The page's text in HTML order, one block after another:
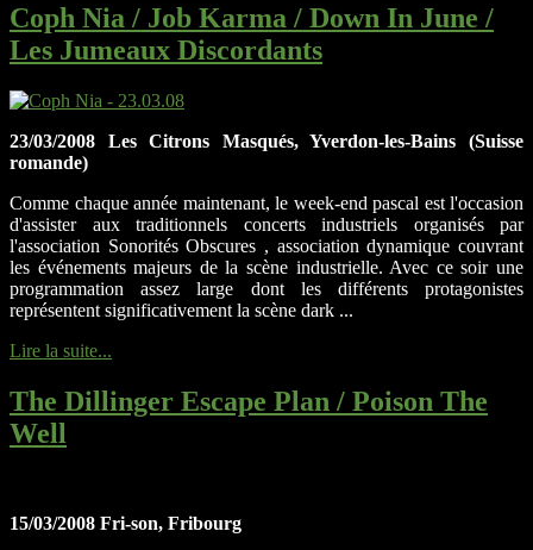
Coph Nia / Job Karma / Down In June /
Les Jumeaux Discordants
23/03/2008 Les Citrons Masqués, Yverdon-les-Bains (Suisse
romande)
Comme chaque année maintenant, le week-end pascal est l'occasion
d'assister aux traditionnels concerts industriels organisés par
l'association Sonorités Obscures , association dynamique couvrant
les événements majeurs de la scène industrielle. Avec ce soir une
programmation assez large dont les différents protagonistes
représentent significativement la scène dark ...
Lire la suite...
The Dillinger Escape Plan / Poison The
Well
15/03/2008 Fri-son, Fribourg